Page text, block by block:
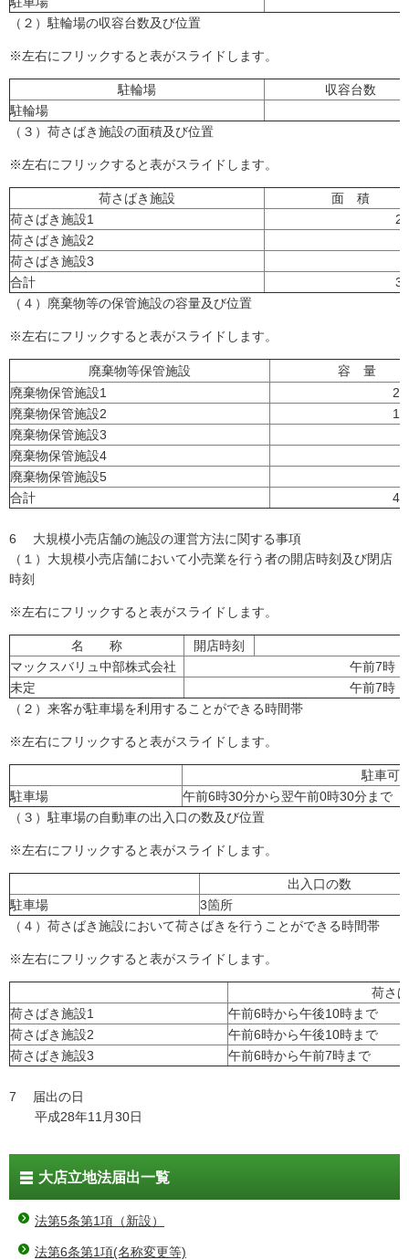
（２）駐輪場の収容台数及び位置
※左右にフリックすると表がスライドします。
駐輪場
収容台数
駐輪場
（３）荷さばき施設の面積及び位置
※左右にフリックすると表がスライドします。
荷さばき施設
面 積
荷さばき施設1
荷さばき施設2
荷さばき施設3
合計
（４）廃棄物等の保管施設の容量及び位置
※左右にフリックすると表がスライドします。
廃棄物等保管施設
容 量
廃棄物保管施設1
廃棄物保管施設2
廃棄物保管施設3
廃棄物保管施設4
廃棄物保管施設5
合計
6 大規模小売店舗の施設の運営方法に関する事項
（１）大規模小売店舗において小売業を行う者の開店時刻及び閉店
時刻
※左右にフリックすると表がスライドします。
名 称
開店時刻
マックスバリュ中部株式会社
午前7時
未定
午前7時
（２）来客が駐車場を利用することができる時間帯
※左右にフリックすると表がスライドします。
駐車可
駐車場
午前6時30分から翌午前0時30分まで
（３）駐車場の自動車の出入口の数及び位置
※左右にフリックすると表がスライドします。
出入口の数
駐車場
3箇所
（４）荷さばき施設において荷さばきを行うことができる時間帯
※左右にフリックすると表がスライドします。
荷さ
荷さばき施設1
午前6時から午後10時まで
荷さばき施設2
午前6時から午後10時まで
荷さばき施設3
午前6時から午前7時まで
7 届出の日
平成28年11月30日
大店立地法届出一覧
法第5条第1項（新設）
法第6条第1項(名称変更等)